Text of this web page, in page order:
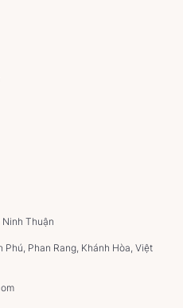
Thuận
Phan Rang, Khánh Hòa, Việt